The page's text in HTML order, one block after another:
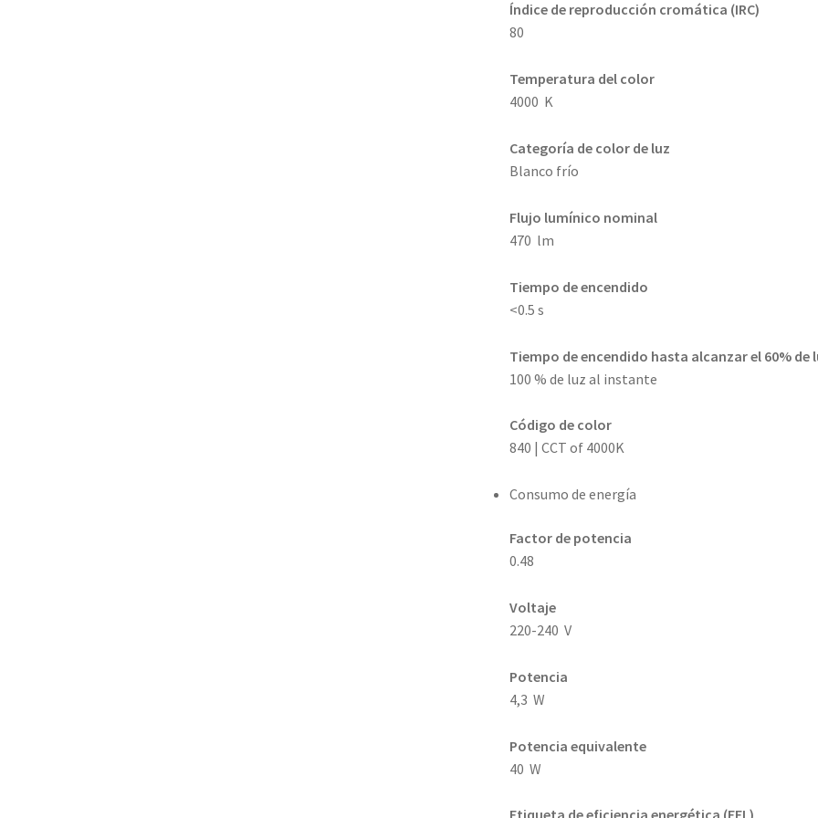
Índice de reproducción cromática (IRC)
80
Temperatura del color
4000 K
Categoría de color de luz
Blanco frío
Flujo lumínico nominal
470 lm
Tiempo de encendido
<0.5 s
Tiempo de encendido hasta alcanzar el 60% de
100 % de luz al instante
Código de color
840 | CCT of 4000K
Consumo de energía
Factor de potencia
0.48
Voltaje
220-240 V
Potencia
4,3 W
Potencia equivalente
40 W